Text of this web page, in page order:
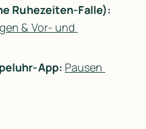
Ruhezeiten-Falle):
& Vor- und
App: Pausen